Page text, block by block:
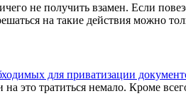
не получить взамен. Если
на такие действия можно
для приватизации
это тратиться немало. Кроме